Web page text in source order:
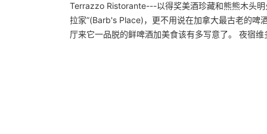
Terrazzo Ristorante---以得奖美酒珍藏和熊熊木头
拉家”(Barb's Place)，更不用说在加拿大最古老的
厅来它一品脱的鲜啤酒加美食该有多写意了。 夜宿维